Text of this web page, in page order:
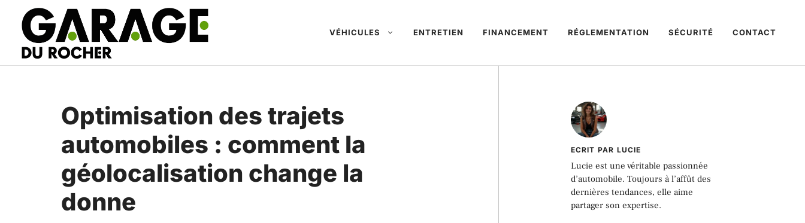
contenu
VÉHICULES ENTRETIEN FINANCEMENT RÉGLEMENTATION SÉCURITÉ CONTACT
Optimisation des trajets
automobiles : comment la
géolocalisation change la
donne
ECRIT PAR LUCIE
Lucie est une véritable passionnée
d’automobile. Toujours à l’affût des
dernières tendances, elle aime
partager son expertise.